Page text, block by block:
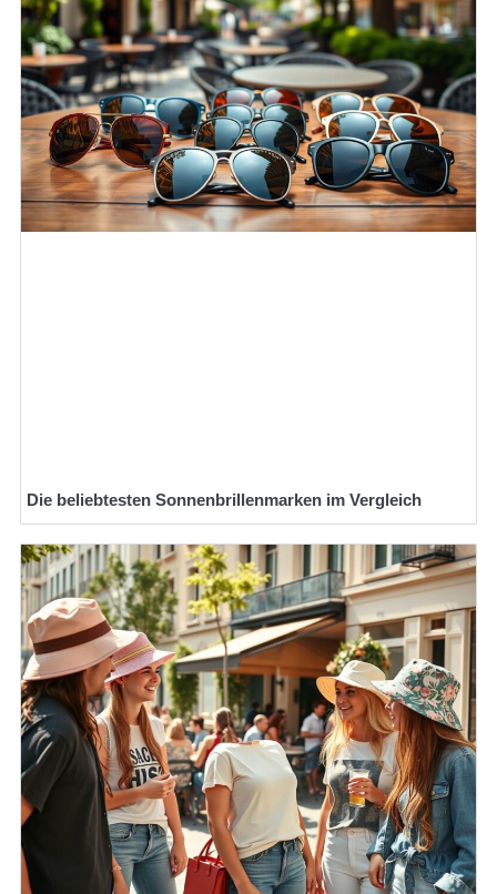
Die beliebtesten Sonnenbrillenmarken im Vergleich